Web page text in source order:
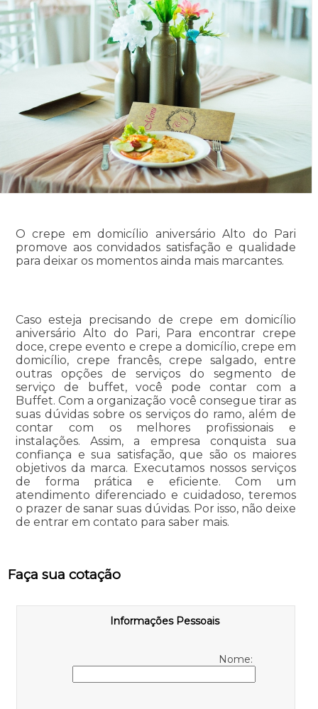
O crepe em domicílio aniversário Alto do Pari
promove aos convidados satisfação e qualidade
para deixar os momentos ainda mais marcantes.
Caso esteja precisando de crepe em domicílio
aniversário Alto do Pari, Para encontrar crepe
doce, crepe evento e crepe a domicílio, crepe em
domicílio, crepe francês, crepe salgado, entre
outras opções de serviços do segmento de
serviço de buffet, você pode contar com a
Buffet. Com a organização você consegue tirar as
suas dúvidas sobre os serviços do ramo, além de
contar com os melhores profissionais e
instalações. Assim, a empresa conquista sua
confiança e sua satisfação, que são os maiores
objetivos da marca. Executamos nossos serviços
de forma prática e eficiente. Com um
atendimento diferenciado e cuidadoso, teremos
o prazer de sanar suas dúvidas. Por isso, não deixe
de entrar em contato para saber mais.
Faça sua cotação
Informações Pessoais
Nome: